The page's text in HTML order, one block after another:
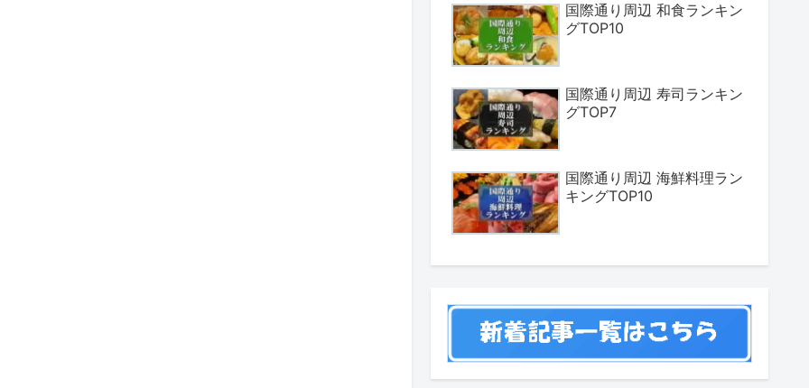
国際通り周辺 和食ランキン
グTOP10
国際通り周辺 寿司ランキン
グTOP7
国際通り周辺 海鮮料理ラン
キングTOP10